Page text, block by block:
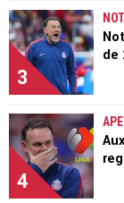
3
de
4